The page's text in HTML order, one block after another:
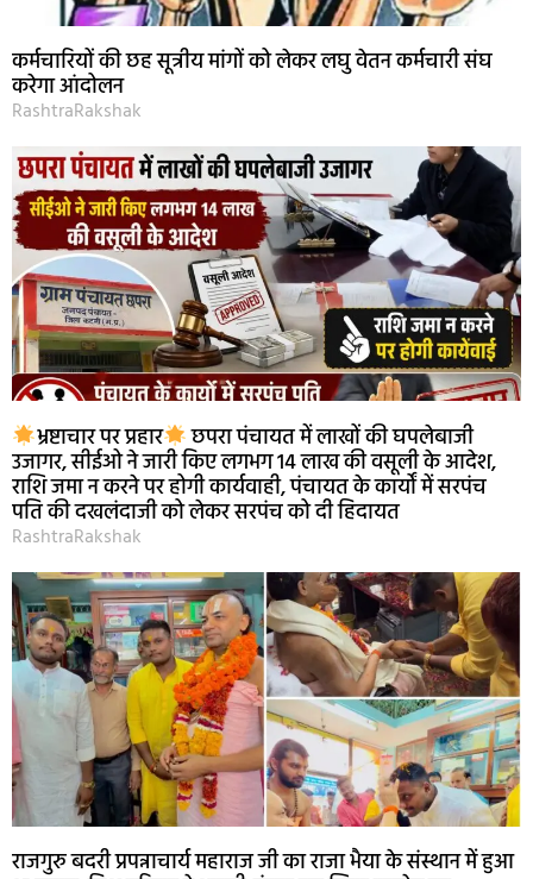
कर्मचारियों की छह सूत्रीय मांगों को लेकर लघु वेतन कर्मचारी संघ
करेगा आंदोलन
RashtraRakshak
भ्रष्टाचार पर प्रहार छपरा पंचायत में लाखों की घपलेबाजी
उजागर, सीईओ ने जारी किए लगभग 14 लाख की वसूली के आदेश,
राशि जमा न करने पर होगी कार्यवाही, पंचायत के कार्यों में सरपंच
पति की दखलंदाजी को लेकर सरपंच को दी हिदायत
RashtraRakshak
राजगुरु बदरी प्रपन्नाचार्य महाराज जी का राजा भैया के संस्थान में हुआ